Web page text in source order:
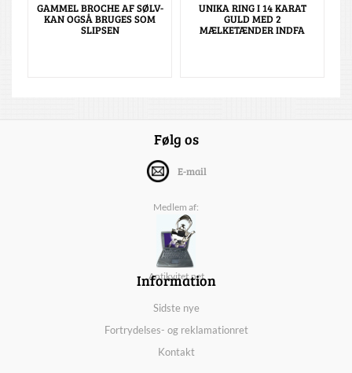
GAMMEL BROCHE AF SØLV-
KAN OGSÅ BRUGES SOM
SLIPSEN
UNIKA RING I 14 KARAT
GULD MED 2
MÆLKETÆNDER INDFA
Følg os
E-mail
Medlem af:
Antikvitet.net
Information
Sidste nye
Fortrydelses- og reklamationret
Kontakt